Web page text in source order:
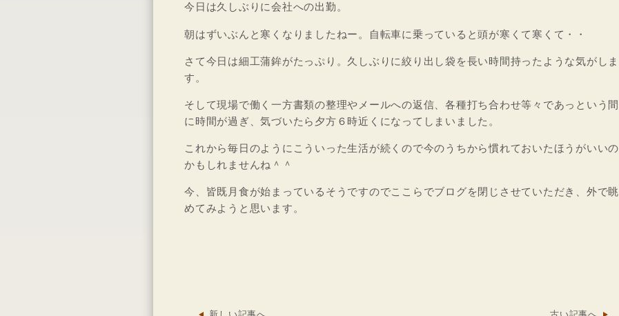
今日は久しぶりに会社への出勤。
朝はずいぶんと寒くなりましたねー。自転車に乗っていると頭が寒くて寒くて・・
さて今日は細工蒲鉾がたっぷり。久しぶりに絞り出し袋を長い時間持ったような気がしま
す。
そして現場で働く一方書類の整理やメールへの返信、各種打ち合わせ等々であっという間
に時間が過ぎ、気づいたら夕方６時近くになってしまいました。
これから毎日のようにこういった生活が続くので今のうちから慣れておいたほうがいいの
かもしれませんね＾＾
今、皆既月食が始まっているそうですのでここらでブログを閉じさせていただき、外で眺
めてみようと思います。